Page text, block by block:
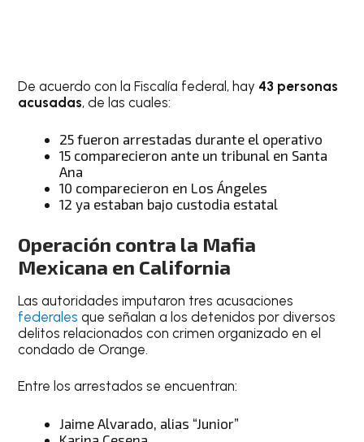
De acuerdo con la Fiscalía federal, hay 43 personas
acusadas, de las cuales:
25 fueron arrestadas durante el operativo
15 comparecieron ante un tribunal en Santa
Ana
10 comparecieron en Los Ángeles
12 ya estaban bajo custodia estatal
Operación contra la Mafia
Mexicana en California
Las autoridades imputaron tres acusaciones
federales que señalan a los detenidos por diversos
delitos relacionados con crimen organizado en el
condado de Orange.
Entre los arrestados se encuentran:
Jaime Alvarado, alias “Junior”